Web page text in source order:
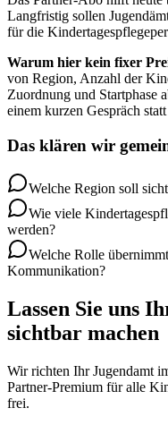
Langfristig sollen
für die
Warum hier kein fixer
von Region, Anzahl der
Zuordnung und Startphase
einem kurzen Gespräch
Das klären wir
Welche Region soll
Wie viele
werden?
Welche Rolle
Kommunikation?
Lassen Sie uns
sichtbar machen
Wir richten Ihr Jugendamt
Partner-Premium für alle
frei.